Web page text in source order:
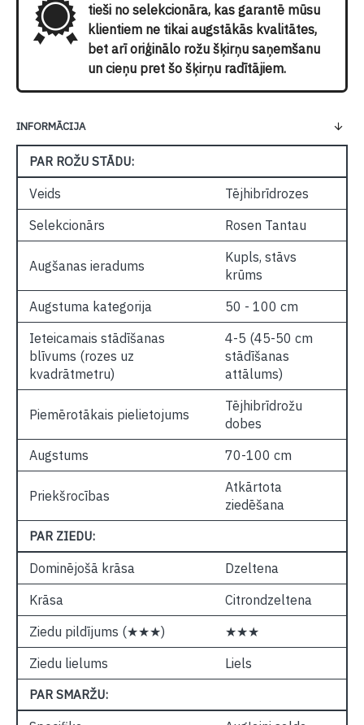
tieši no selekcionāra, kas garantē mūsu
klientiem ne tikai augstākās kvalitātes,
bet arī oriģinālo rožu šķirņu saņemšanu
un cieņu pret šo šķirņu radītājiem.
INFORMĀCIJA
PAR ROŽU STĀDU:
Veids
Tējhibrīdrozes
Selekcionārs
Rosen Tantau
Augšanas ieradums
Kupls, stāvs
krūms
Augstuma kategorija
50 - 100 cm
Ieteicamais stādīšanas
blīvums (rozes uz
kvadrātmetru)
4-5 (45-50 cm
stādīšanas
attālums)
Piemērotākais pielietojums
Tējhibrīdrožu
dobes
Augstums
70-100 cm
Priekšrocības
Atkārtota
ziedēšana
PAR ZIEDU:
Dominējošā krāsa
Dzeltena
Krāsa
Citrondzeltena
Ziedu pildījums (★★★)
★★★
Ziedu lielums
Liels
PAR SMARŽU: